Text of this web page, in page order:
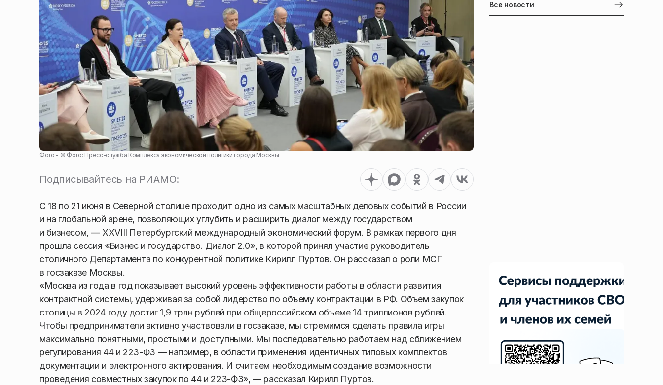
Фото - © Фото: Пресс-служба Комплекса экономической политики города Москвы
Подписывайтесь на РИАМО:
С 18 по 21 июня в Северной столице проходит одно из самых масштабных деловых событий в России
и на глобальной арене, позволяющих углубить и расширить диалог между государством
и бизнесом, — XXVIII Петербургский международный экономический форум. В рамках первого дня
прошла сессия «Бизнес и государство. Диалог 2.0», в которой принял участие руководитель
столичного Департамента по конкурентной политике Кирилл Пуртов. Он рассказал о роли МСП
в госзаказе Москвы.
«Москва из года в год показывает высокий уровень эффективности работы в области развития
контрактной системы, удерживая за собой лидерство по объему контрактации в РФ. Объем закупок
столицы в 2024 году достиг 1,9 трлн рублей при общероссийском объеме 14 триллионов рублей.
Чтобы предприниматели активно участвовали в госзаказе, мы стремимся сделать правила игры
максимально понятными, простыми и доступными. Мы последовательно работаем над сближением
регулирования 44 и 223-ФЗ — например, в области применения идентичных типовых комплектов
документации и электронного актирования. И считаем необходимым создание возможности
проведения совместных закупок по 44 и 223-ФЗ», — рассказал Кирилл Пуртов.
Все новости